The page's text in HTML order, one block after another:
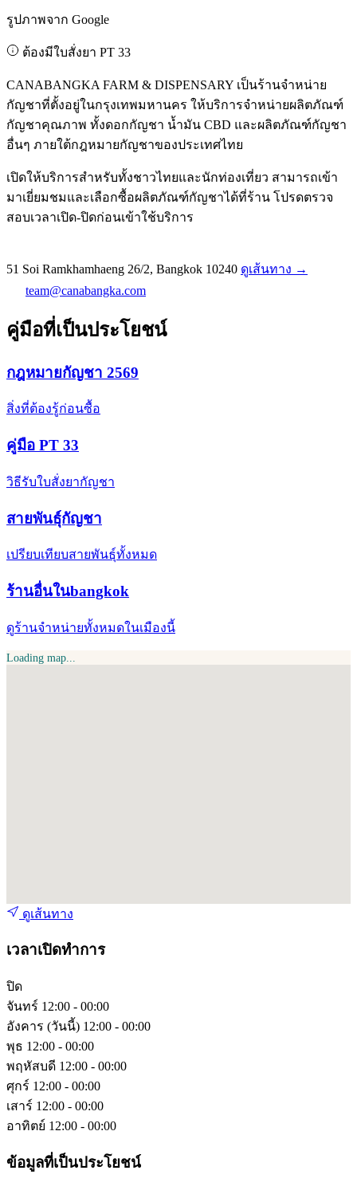
รูปภาพจาก Google
ต้องมีใบสั่งยา PT 33
CANABANGKA FARM & DISPENSARY เป็นร้านจำหน่าย
กัญชาที่ตั้งอยู่ในกรุงเทพมหานคร ให้บริการจำหน่ายผลิตภัณฑ์
กัญชาคุณภาพ ทั้งดอกกัญชา น้ำมัน CBD และผลิตภัณฑ์กัญชา
อื่นๆ ภายใต้กฎหมายกัญชาของประเทศไทย
เปิดให้บริการสำหรับทั้งชาวไทยและนักท่องเที่ยว สามารถเข้า
มาเยี่ยมชมและเลือกซื้อผลิตภัณฑ์กัญชาได้ที่ร้าน โปรดตรวจ
สอบเวลาเปิด-ปิดก่อนเข้าใช้บริการ
51 Soi Ramkhamhaeng 26/2, Bangkok 10240 ดูเส้นทาง →
team@canabangka.com
คู่มือที่เป็นประโยชน์
กฎหมายกัญชา 2569
สิ่งที่ต้องรู้ก่อนซื้อ
คู่มือ PT 33
วิธีรับใบสั่งยากัญชา
สายพันธุ์กัญชา
เปรียบเทียบสายพันธุ์ทั้งหมด
ร้านอื่นในbangkok
ดูร้านจำหน่ายทั้งหมดในเมืองนี้
Loading map...
ดูเส้นทาง
เวลาเปิดทำการ
ปิด
จันทร์ 12:00 - 00:00
อังคาร (วันนี้) 12:00 - 00:00
พุธ 12:00 - 00:00
พฤหัสบดี 12:00 - 00:00
ศุกร์ 12:00 - 00:00
เสาร์ 12:00 - 00:00
อาทิตย์ 12:00 - 00:00
ข้อมูลที่เป็นประโยชน์